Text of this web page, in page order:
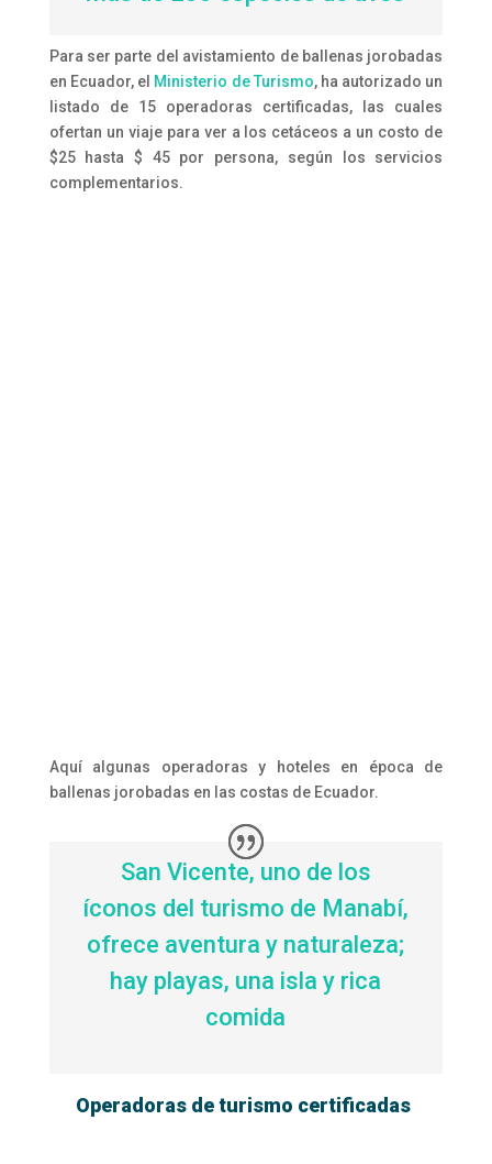
Para ser parte del avistamiento de ballenas jorobadas
en Ecuador, el Ministerio de Turismo, ha autorizado un
listado de 15 operadoras certificadas, las cuales
ofertan un viaje para ver a los cetáceos a un costo de
$25 hasta $ 45 por persona, según los servicios
complementarios.
Aquí algunas operadoras y hoteles en época de
ballenas jorobadas en las costas de Ecuador.
San Vicente, uno de los
íconos del turismo de Manabí,
ofrece aventura y naturaleza;
hay playas, una isla y rica
comida
Operadoras de turismo certificadas